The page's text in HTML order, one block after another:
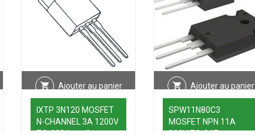
Ajouter au panier
IXTP 3N120 MOSFET
N-CHANNEL 3A 1200V
Ajouter au panier
SPW11N80C3
MOSFET NPN 11A